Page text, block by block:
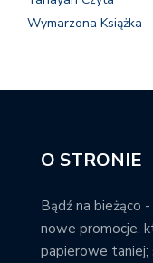
Wymarzona Książka
O STRONIE
Bądź na bieżąco
nowe promocje,
papierowe taniej;